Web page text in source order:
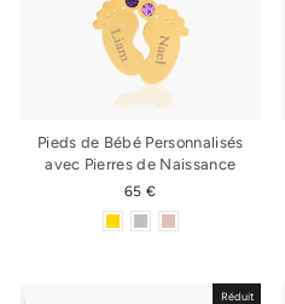
Pieds de Bébé Personnalisés
avec Pierres de Naissance
65 €
Réduit